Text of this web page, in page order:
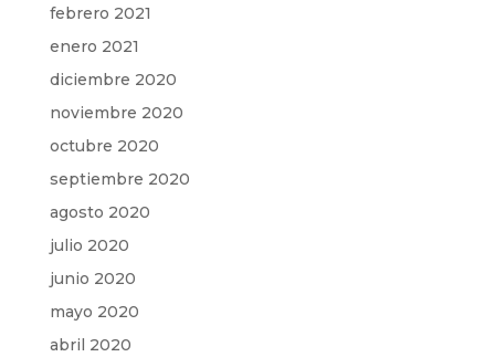
febrero 2021
enero 2021
diciembre 2020
noviembre 2020
octubre 2020
septiembre 2020
agosto 2020
julio 2020
junio 2020
mayo 2020
abril 2020